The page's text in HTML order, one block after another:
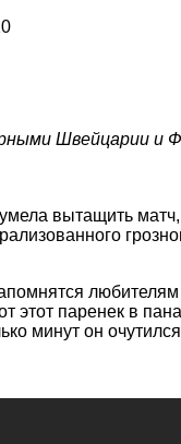
Швейцарии и
вытащить
паренек в
минут он